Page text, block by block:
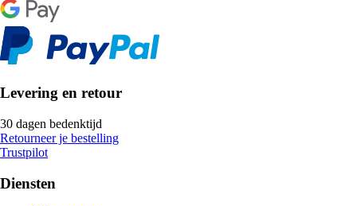
Levering en retour
30 dagen bedenktijd
Retourneer je bestelling
Trustpilot
Diensten